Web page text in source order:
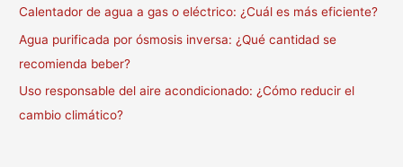
Calentador de agua a gas o eléctrico: ¿Cuál es más eficiente?
Agua purificada por ósmosis inversa: ¿Qué cantidad se
recomienda beber?
Uso responsable del aire acondicionado: ¿Cómo reducir el
cambio climático?